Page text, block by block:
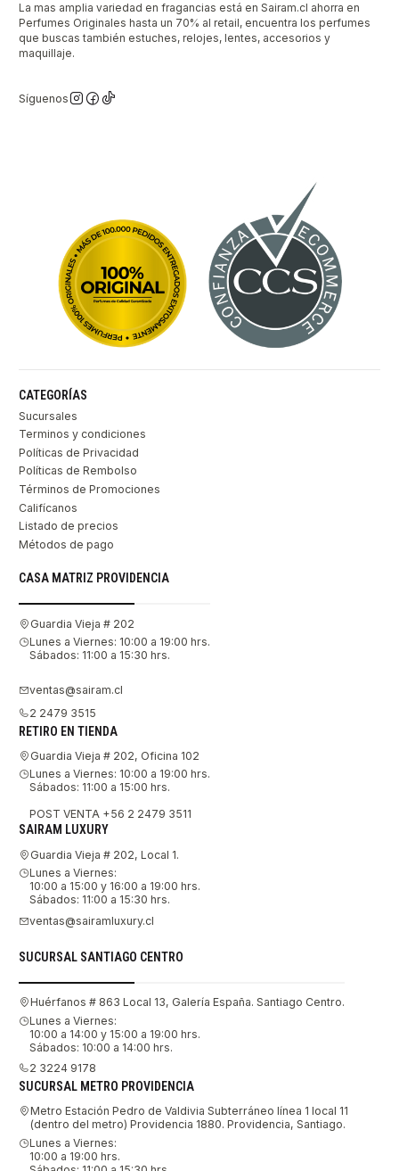
La mas amplia variedad en fragancias está en Sairam.cl ahorra en
Perfumes Originales hasta un 70% al retail, encuentra los perfumes
que buscas también estuches, relojes, lentes, accesorios y
maquillaje.
Síguenos
CATEGORÍAS
Sucursales
Terminos y condiciones
Políticas de Privacidad
Políticas de Rembolso
Términos de Promociones
Califícanos
Listado de precios
Métodos de pago
CASA MATRIZ PROVIDENCIA
Guardia Vieja # 202
Lunes a Viernes: 10:00 a 19:00 hrs.
Sábados: 11:00 a 15:30 hrs.
ventas@sairam.cl
2 2479 3515
RETIRO EN TIENDA
Guardia Vieja # 202, Oficina 102
Lunes a Viernes: 10:00 a 19:00 hrs.
Sábados: 11:00 a 15:00 hrs.
POST VENTA +56 2 2479 3511
SAIRAM LUXURY
Guardia Vieja # 202, Local 1.
Lunes a Viernes:
10:00 a 15:00 y 16:00 a 19:00 hrs.
Sábados: 11:00 a 15:30 hrs.
ventas@sairamluxury.cl
SUCURSAL SANTIAGO CENTRO
Huérfanos # 863 Local 13, Galería España. Santiago Centro.
Lunes a Viernes:
10:00 a 14:00 y 15:00 a 19:00 hrs.
Sábados: 10:00 a 14:00 hrs.
2 3224 9178
SUCURSAL METRO PROVIDENCIA
Metro Estación Pedro de Valdivia Subterráneo línea 1 local 11
(dentro del metro) Providencia 1880. Providencia, Santiago.
Lunes a Viernes:
10:00 a 19:00 hrs.